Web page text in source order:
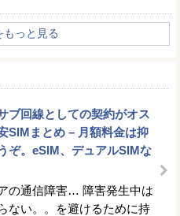
もっと見る
ブ回線としての契約がオス
SIMまとめ – 月額料金は抑
ぞ。eSIM、デュアルSIMな
の通信障害… 障害発生中は
ない。。を避けるために持